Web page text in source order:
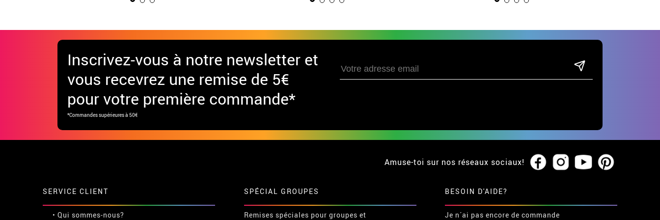
Inscrivez-vous à notre newsletter et
vous recevrez une remise de 5€
pour votre première commande*
*Commandes supérieures à 50€
Amuse-toi sur nos réseaux sociaux!
SERVICE CLIENT
• Qui sommes-nous?
SPÉCIAL GROUPES
Remises spéciales pour groupes et
BESOIN D'AIDE?
Je n´ai pas encore de commande